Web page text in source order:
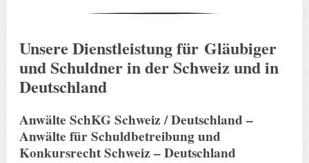
Unsere Dienstleistung für Gläubiger
und Schuldner in der Schweiz und in
Deutschland
Anwälte SchKG Schweiz / Deutschland –
Anwälte für Schuldbetreibung und
Konkursrecht Schweiz – Deutschland